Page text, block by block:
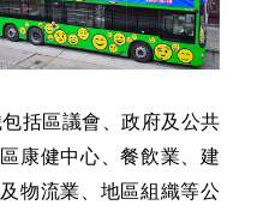
括區議會、政府及公共
康健中心、餐飲業、建
物流業、地區組織等公